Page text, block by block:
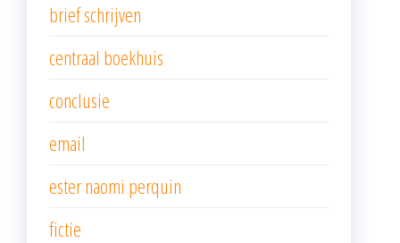
brief schrijven
centraal boekhuis
conclusie
email
ester naomi perquin
fictie